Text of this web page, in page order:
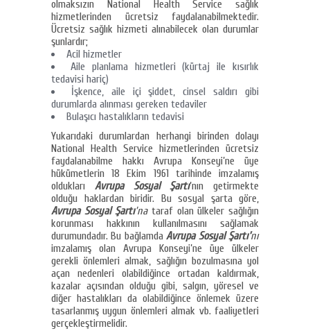
olmaksızın National Health Service sağlık
hizmetlerinden ücretsiz faydalanabilmektedir.
Ücretsiz sağlık hizmeti alınabilecek olan durumlar
şunlardır;
Acil hizmetler
Aile planlama hizmetleri (kürtaj ile kısırlık
tedavisi hariç)
İşkence, aile içi şiddet, cinsel saldırı gibi
durumlarda alınması gereken tedaviler
Bulaşıcı hastalıkların tedavisi
Yukarıdaki durumlardan herhangi birinden dolayı
National Health Service hizmetlerinden ücretsiz
faydalanabilme hakkı Avrupa Konseyi’ne üye
hükümetlerin 18 Ekim 1961 tarihinde imzalamış
oldukları Avrupa Sosyal Şartı’nın getirmekte
olduğu haklardan biridir. Bu sosyal şarta göre,
Avrupa Sosyal Şartı’nataraf olan ülkeler sağlığın
korunması hakkının kullanılmasını sağlamak
durumundadır. Bu bağlamdaAvrupa Sosyal Şartı’nı
imzalamış olan Avrupa Konseyi’ne üye ülkeler
gerekli önlemleri almak, sağlığın bozulmasına yol
açan nedenleri olabildiğince ortadan kaldırmak,
kazalar açısından olduğu gibi, salgın, yöresel ve
diğer hastalıkları da olabildiğince önlemek üzere
tasarlanmış uygun önlemleri almak vb. faaliyetleri
gerçekleştirmelidir.